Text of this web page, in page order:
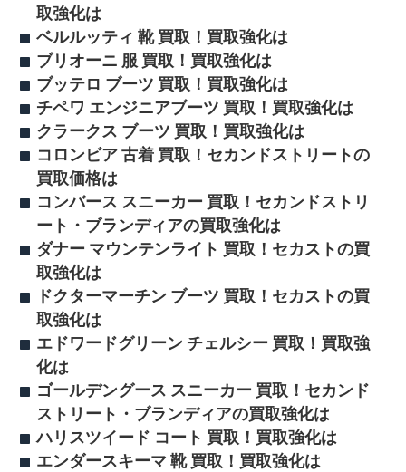
取強化は
ベルルッティ 靴 買取！買取強化は
ブリオーニ 服 買取！買取強化は
ブッテロ ブーツ 買取！買取強化は
チペワ エンジニアブーツ 買取！買取強化は
クラークス ブーツ 買取！買取強化は
コロンビア 古着 買取！セカンドストリートの
買取価格は
コンバース スニーカー 買取！セカンドストリ
ート・ブランディアの買取強化は
ダナー マウンテンライト 買取！セカストの買
取強化は
ドクターマーチン ブーツ 買取！セカストの買
取強化は
エドワードグリーン チェルシー 買取！買取強
化は
ゴールデングース スニーカー 買取！セカンド
ストリート・ブランディアの買取強化は
ハリスツイード コート 買取！買取強化は
エンダースキーマ 靴 買取！買取強化は